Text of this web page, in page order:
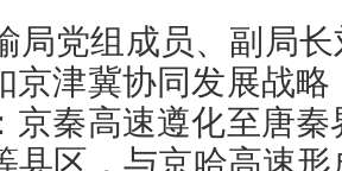
局党组成员、副局
京津冀协同发展战
京秦高速遵化至唐
县区，与京哈高速